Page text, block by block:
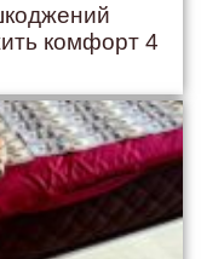
комфорт 4